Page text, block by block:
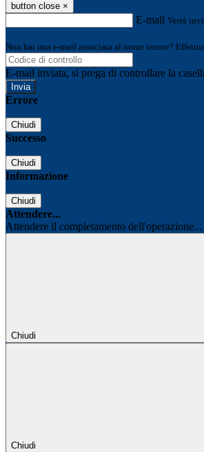
button close ×
E-mail Verrà
Non hai una e-mail associata al nome utente?
E-mail inviata, si prega di controllare la
Errore
Chiudi
Successo
Chiudi
Informazione
Chiudi
Attendere...
Attendere il completamento dell'operazione...
Chiudi
Chiudi